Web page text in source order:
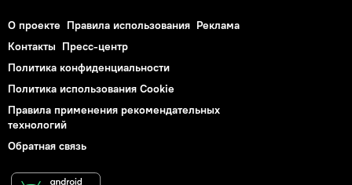
О проекте Правила использования Реклама
Контакты Пресс-центр
Политика конфиденциальности
Политика использования Cookie
Правила применения рекомендательных
технологий
Обратная связь